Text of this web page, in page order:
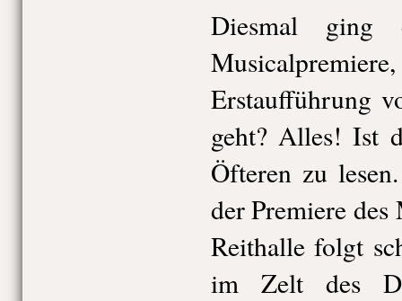
Diesmal ging
Erstaufführung
geht? Alles! Ist
Öfteren zu
der Premiere
Reithalle folgt
im Zelt des